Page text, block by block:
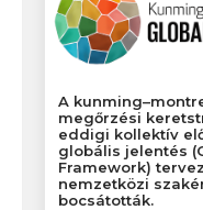
A
megőrzési
eddigi kollektív
globális jelentés
Framework)
nemzetközi
bocsátották.